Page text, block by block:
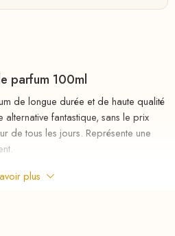
parfum 100ml
de longue durée et de haute qualité
fantastique, sans le prix
de tous les jours. Représente une
plus